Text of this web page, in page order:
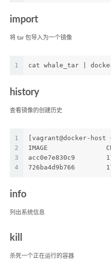
import
将 tar 包导入为一个镜像
1 cat whale_tar |
history
查看镜像的创建历史
1
2
3
4
[vagrant@docker-
IMAGE
acc0e7e830c9
726ba4d9b766
info
列出系统信息
kill
杀死一个正在运行的容器